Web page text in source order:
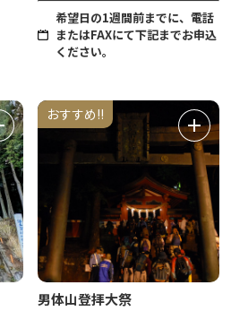
希望日の1週間前までに、電話
またはFAXにて下記までお申込
ください。
おすすめ!!
男体山登拝大祭